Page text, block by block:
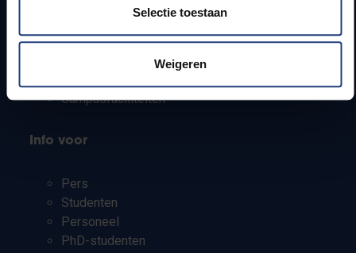
Selectie toestaan
Weigeren
Lesroosters
Campusfaciliteiten
Info voor
Pers
Studenten
Personeel
PhD-studenten